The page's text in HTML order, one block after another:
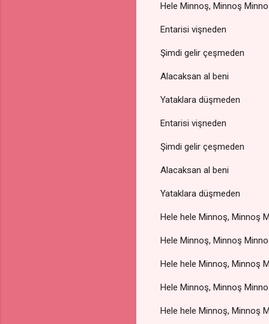
Hele Minnoş, Minnoş
Entarisi vişneden
Şimdi gelir çeşmeden
Alacaksan al beni
Yataklara düşmeden
Entarisi vişneden
Şimdi gelir çeşmeden
Alacaksan al beni
Yataklara düşmeden
Hele hele Minnoş, Minnoş
Hele Minnoş, Minnoş
Hele hele Minnoş, Minnoş
Hele Minnoş, Minnoş
Hele hele Minnoş, Minnoş